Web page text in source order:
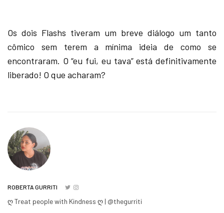
Os dois Flashs tiveram um breve diálogo um tanto
cômico sem terem a mínima ideia de como se
encontraram. O “eu fui, eu tava” está definitivamente
liberado! O que acharam?
ROBERTA GURRITI
ღ Treat people with Kindness ღ | @thegurriti